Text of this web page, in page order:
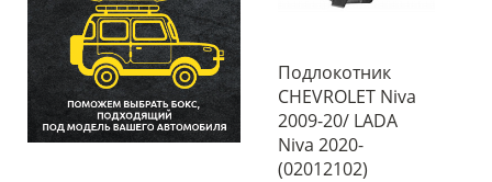
Подлокотник
CHEVROLET Niva
2009-20/ LADA
Niva 2020-
(02012102)